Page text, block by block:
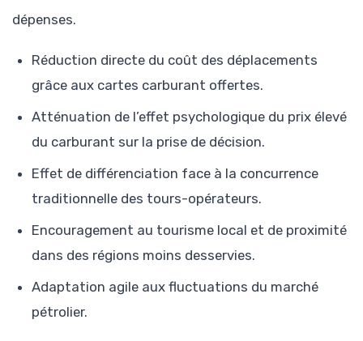
dépenses.
Réduction directe du coût des déplacements
grâce aux cartes carburant offertes.
Atténuation de l’effet psychologique du prix élevé
du carburant sur la prise de décision.
Effet de différenciation face à la concurrence
traditionnelle des tours-opérateurs.
Encouragement au tourisme local et de proximité
dans des régions moins desservies.
Adaptation agile aux fluctuations du marché
pétrolier.